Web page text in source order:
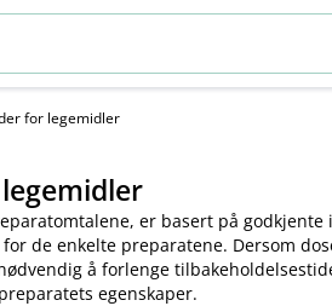
for legemidler
er basert på godkjente
de enkelte preparatene. Dersom
å forlenge
egenskaper.